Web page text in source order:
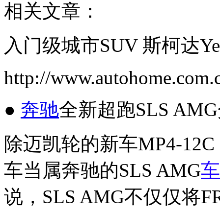
相关文章：
入门级城市SUV 斯柯达
http://
● 奔驰全新超跑SLS
除迈凯轮的新车MP4-
车当属奔驰的SLS AMG
说，SLS AMG不仅仅将